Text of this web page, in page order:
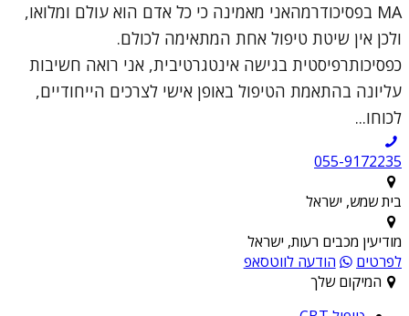
MA בפסיכודרמהאני מאמינה כי כל אדם הוא עולם ומלואו,
ולכן אין שיטת טיפול אחת המתאימה לכולם.
כפסיכותרפיסטית בגישה אינטגרטיבית, אני רואה חשיבות
עליונה בהתאמת הטיפול באופן אישי לצרכים הייחודיים,
לכוחו...
055-9172235
בית שמש, ישראל
מודיעין מכבים רעות, ישראל
לפרטים
הודעה לווטסאפ
המיקום שלך